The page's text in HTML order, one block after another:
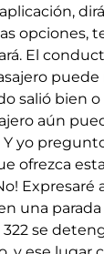
opciones,
El
salió bien
aún
Y yo
ofrezca
Expresaré
una
se